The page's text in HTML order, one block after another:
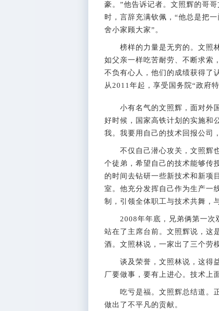
豪。”他告诉记者。文照辉的哥
时，言辞充满钦佩，“他总是把
舍小家顾大家”。
榜样的力量是无穷的。文照林
如父亲一样吃苦耐劳、不断求索
不负有心人，他们的成绩获得了
从2011年起，享受国务院“政府
小有名气的文照辉，面对外国
好时候，国家高铁计划的实施和
我。我要用自己的技术回报公司
不仅自己潜心攻关，文照辉也
个徒弟，希望自己的技术能够传
的时间去钻研一些新技术和新项
室。他充分发挥自己作为生产一
制，引领全体职工与技术共舞，
2008年年底，兄弟俩第一次
站在了主席台前。文照辉说，这
酒。文照林说，一家出了三个劳
谈及荣誉，文照林说，这得益
厂要做事，要有上进心。技术上
吃亏是福。文照辉总结道。正
做出了不平凡的贡献。